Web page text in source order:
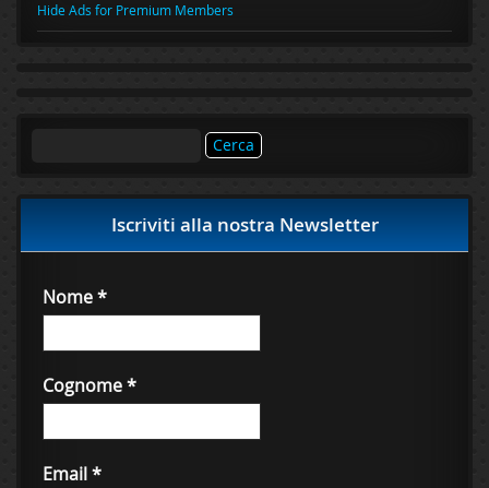
Hide Ads for Premium Members
Iscriviti alla nostra Newsletter
Nome*
Cognome*
Email*